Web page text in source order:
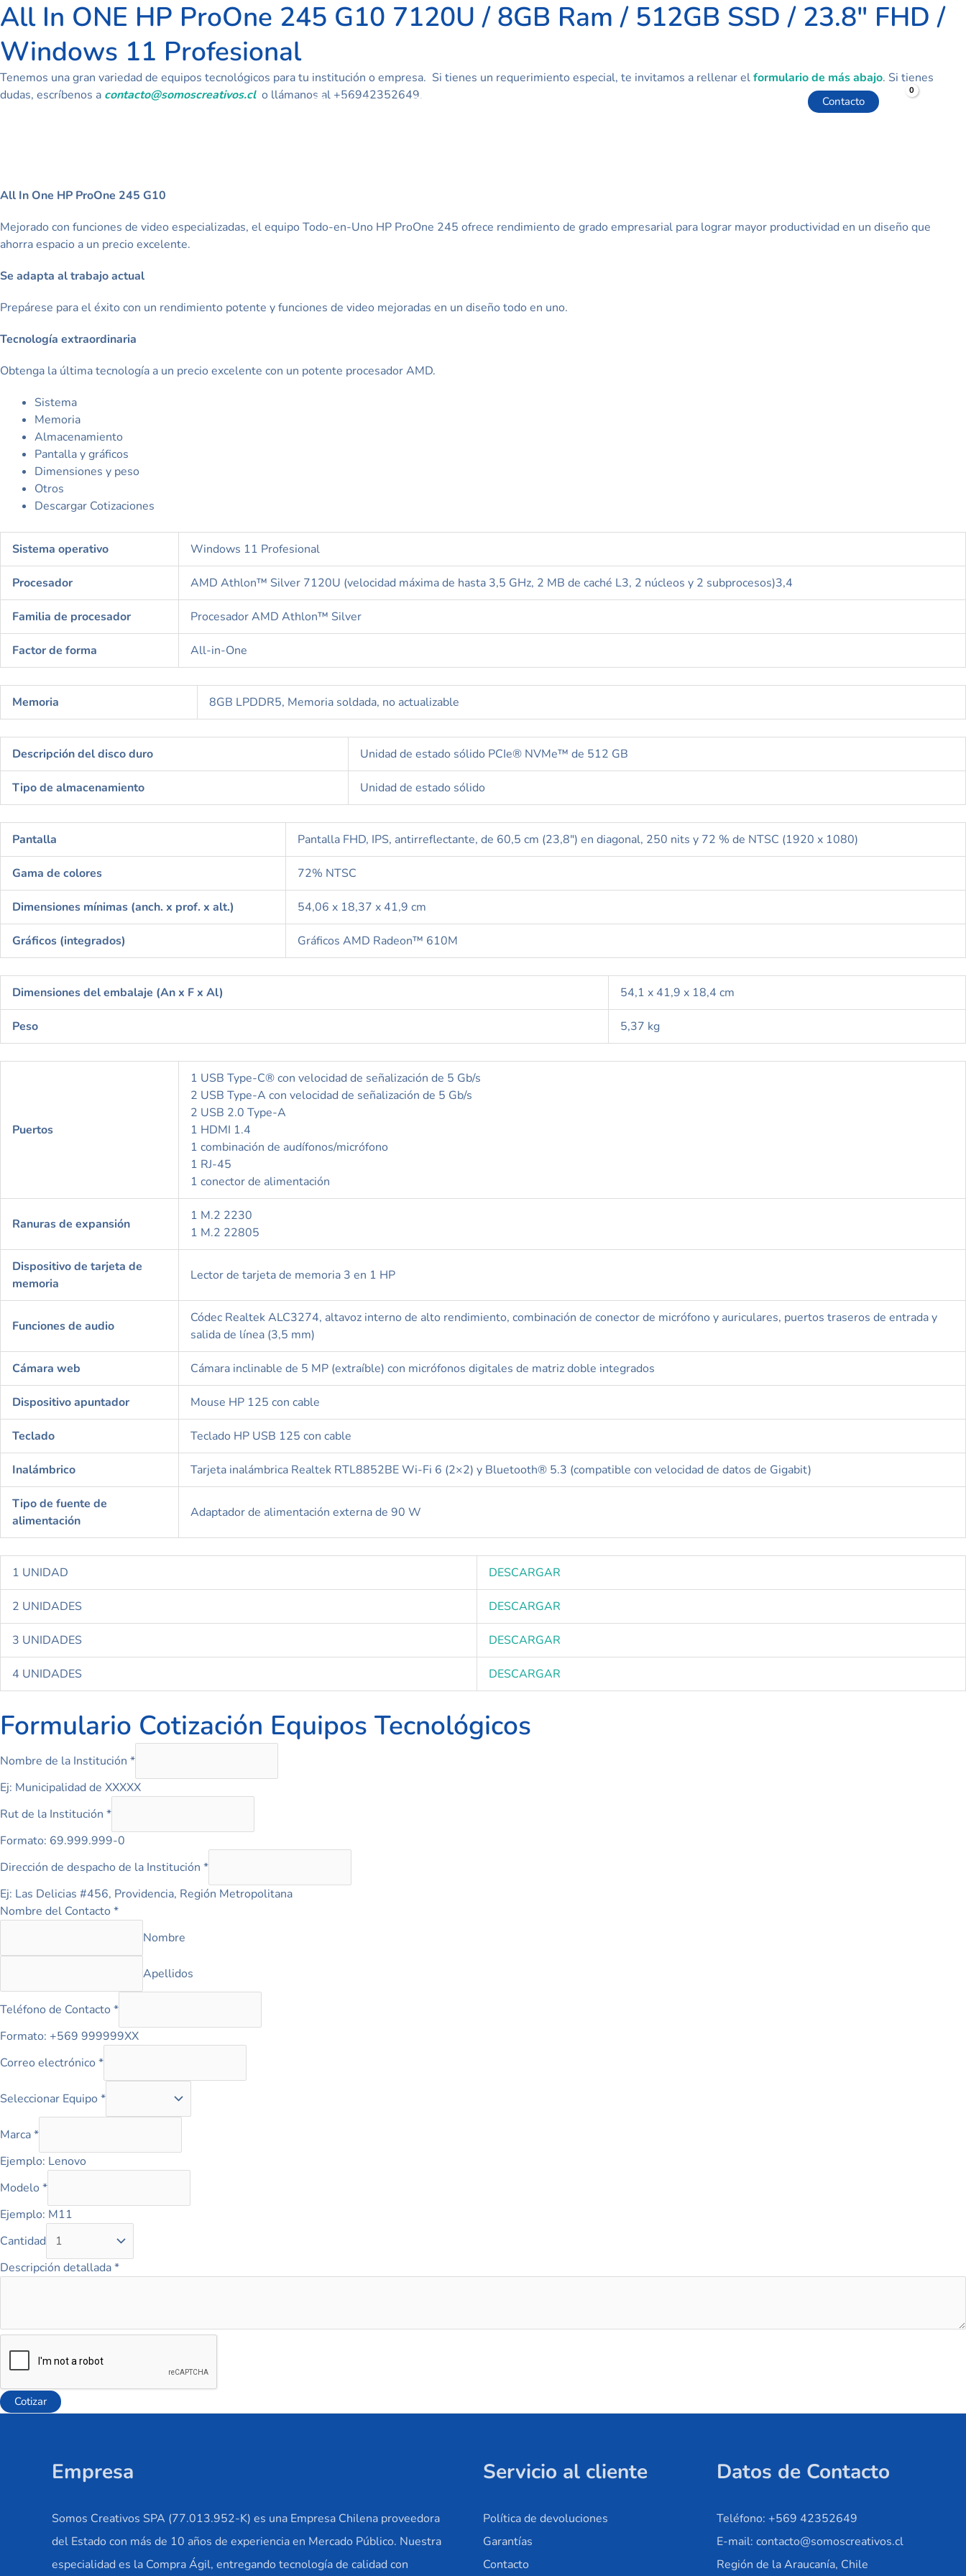
al
contenido
All In One Contacto
All In ONE HP ProOne 245 G10 7120U / 8GB Ram / 512GB SSD / 23.8" FHD /
Windows 11 Profesional
Tenemos una gran variedad de equipos tecnológicos para tu institución o empresa. Si tienes un requerimiento especial, te invitamos a rellenar elformulario de más abajo. Si tienes
dudas, escríbenos a contacto@somoscreativos.cl o llámanos al +56942352649.
All In One HP ProOne 245 G10
Mejorado con funciones de video especializadas, el equipo Todo-en-Uno HP ProOne 245 ofrece rendimiento de grado empresarial para lograr mayor productividad en un diseño que
ahorra espacio a un precio excelente.
Se adapta al trabajo actual
Prepárese para el éxito con un rendimiento potente y funciones de video mejoradas en un diseño todo en uno.
Tecnología extraordinaria
Obtenga la última tecnología a un precio excelente con un potente procesador AMD.
Sistema
Memoria
Almacenamiento
Pantalla y gráficos
Dimensiones y peso
Otros
Descargar Cotizaciones
Sistema operativo Windows 11 Profesional
Procesador AMD Athlon™ Silver 7120U (velocidad máxima de hasta 3,5 GHz, 2 MB de caché L3, 2 núcleos y 2 subprocesos)3,4
Familia de procesador Procesador AMD Athlon™ Silver
Factor de forma All-in-One
Memoria 8GB LPDDR5, Memoria soldada, no actualizable
Descripción del disco duro Unidad de estado sólido PCIe® NVMe™ de 512 GB
Tipo de almacenamiento Unidad de estado sólido
Pantalla Pantalla FHD, IPS, antirreflectante, de 60,5 cm (23,8″) en diagonal, 250 nits y 72 % de NTSC (1920 x 1080)
Gama de colores 72% NTSC
Dimensiones mínimas (anch. x prof. x alt.) 54,06 x 18,37 x 41,9 cm
Gráficos (integrados) Gráficos AMD Radeon™ 610M
Dimensiones del embalaje (An x F x Al) 54,1 x 41,9 x 18,4 cm
Peso 5,37 kg
Puertos
1 USB Type-C® con velocidad de señalización de 5 Gb/s
2 USB Type-A con velocidad de señalización de 5 Gb/s
2 USB 2.0 Type-A
1 HDMI 1.4
1 combinación de audífonos/micrófono
1 RJ-45
1 conector de alimentación
Ranuras de expansión
1 M.2 2230
1 M.2 22805
Dispositivo de tarjeta de
memoria
Lector de tarjeta de memoria 3 en 1 HP
Funciones de audio
Códec Realtek ALC3274, altavoz interno de alto rendimiento, combinación de conector de micrófono y auriculares, puertos traseros de entrada y
salida de línea (3,5 mm)
Cámara web Cámara inclinable de 5 MP (extraíble) con micrófonos digitales de matriz doble integrados
Dispositivo apuntador Mouse HP 125 con cable
Teclado Teclado HP USB 125 con cable
Inalámbrico Tarjeta inalámbrica Realtek RTL8852BE Wi-Fi 6 (2×2) y Bluetooth® 5.3 (compatible con velocidad de datos de Gigabit)
Tipo de fuente de
alimentación
Adaptador de alimentación externa de 90 W
1 UNIDAD DESCARGAR
2 UNIDADES DESCARGAR
3 UNIDADES DESCARGAR
4 UNIDADES DESCARGAR
Formulario Cotización Equipos Tecnológicos
Nombre de la Institución *
Ej: Municipalidad de XXXXX
Rut de la Institución *
Formato: 69.999.999-0
Dirección de despacho de la Institución *
Ej: Las Delicias #456, Providencia, Región Metropolitana
Nombre del Contacto*
Nombre
Apellidos
Teléfono de Contacto*
Formato: +569 999999XX
Correo electrónico*
Seleccionar Equipo*
Marca*
Ejemplo: Lenovo
Modelo*
Ejemplo: M11
Cantidad
Descripción detallada*
Cotizar
Empresa
Somos Creativos SPA (77.013.952-K) es una Empresa Chilena proveedora
del Estado con más de 10 años de experiencia en Mercado Público. Nuestra
especialidad es la Compra Ágil, entregando tecnología de calidad con
Servicio al cliente
Política de devoluciones
Garantías
Contacto
Datos de Contacto
Teléfono: +569 42352649
E-mail: contacto@somoscreativos.cl
Región de la Araucanía, Chile